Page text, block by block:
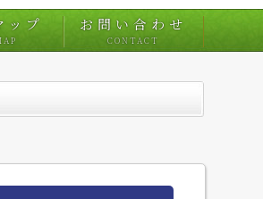
ップ お問い合わせ
CONTACT